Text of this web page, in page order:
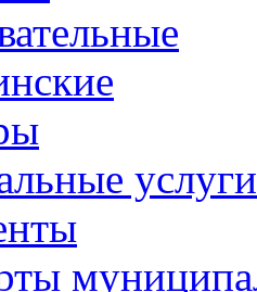
услуги